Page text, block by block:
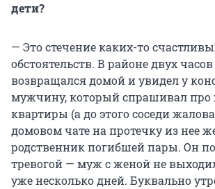
дети?
— Это стечение каких-то
обстоятельств. В районе двух
возвращался домой и увидел у
мужчину, который спрашивал про
квартиры (а до этого соседи
домовом чате на протечку из нее
родственник погибшей пары. Он
тревогой — муж с женой не
уже несколько дней. Буквально